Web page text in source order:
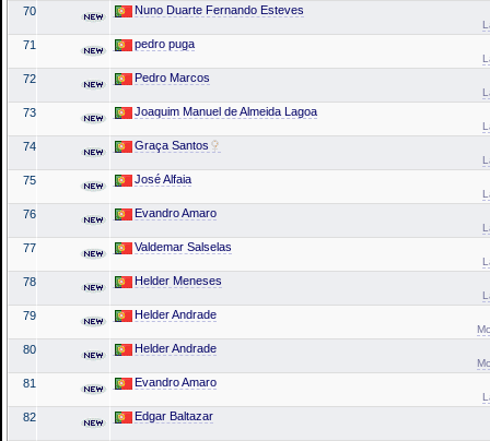
70 Nuno Duarte Fernando Esteves
71 pedro puga
72 Pedro Marcos
73 Joaquim Manuel de Almeida Lagoa
74 Graça Santos
75 José Alfaia
76 Evandro Amaro
77 Valdemar Salselas
78 Helder Meneses
79 Helder Andrade
80 Helder Andrade
81 Evandro Amaro
82 Edgar Baltazar